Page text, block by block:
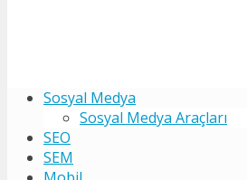
Sosyal Medya
Sosyal Medya Araçları
SEO
SEM